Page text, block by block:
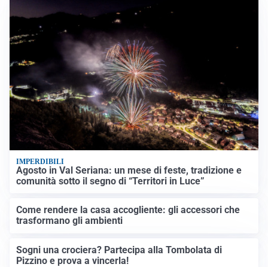
IMPERDIBILI
Agosto in Val Seriana: un mese di feste, tradizione e
comunità sotto il segno di “Territori in Luce”
Come rendere la casa accogliente: gli accessori che
trasformano gli ambienti
Sogni una crociera? Partecipa alla Tombolata di
Pizzino e prova a vincerla!